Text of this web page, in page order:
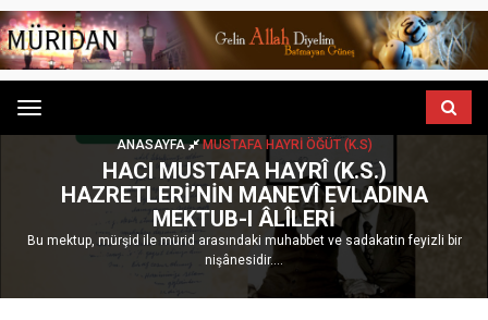
Menu
ANASAYFA MUSTAFA HAYRI ÖĞÜT (K.S)
HACI MUSTAFA HAYRÎ (K.S.)
HAZRETLERI’NIN MANEVÎ EVLADINA
MEKTUB-I ÂLÎLERI
Bu mektup, mürşid ile mürid arasındaki muhabbet ve sadakatin feyizli bir
nişânesidir....